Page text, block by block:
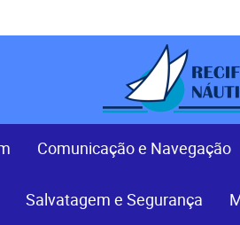
Comunicação e Navegação
Salvatagem e Segurança